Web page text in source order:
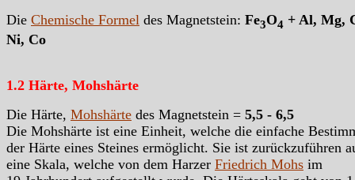
Die Chemische Formel des Magnetstein: Fe3O4 + Al, Mg,
Ni, Co
1.2 Härte, Mohshärte
Die Härte, Mohshärte des Magnetstein = 5,5 - 6,5
Die Mohshärte ist eine Einheit, welche die einfache
der Härte eines Steines ermöglicht. Sie ist zurückzuführen
eine Skala, welche von dem Harzer Friedrich Mohs im